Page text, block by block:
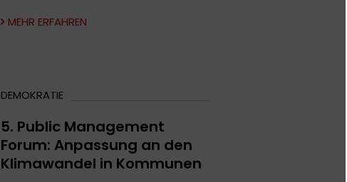
MEHR ERFAHREN
DEMOKRATIE
5. Public Management
Forum: Anpassung an den
Klimawandel in Kommunen